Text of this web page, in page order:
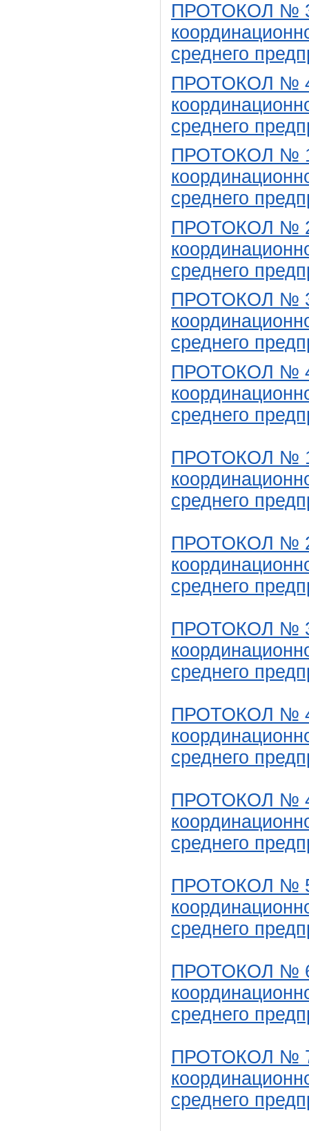
ПРОТОКОЛ № 3
среднего
ПРОТОКОЛ № 4
среднего
ПРОТОКОЛ № 1
среднего
ПРОТОКОЛ № 2
среднего
ПРОТОКОЛ № 3
среднего
ПРОТОКОЛ № 4
среднего
ПРОТОКОЛ № 1
среднего
ПРОТОКОЛ № 2
среднего
ПРОТОКОЛ № 3
среднего
ПРОТОКОЛ № 4
среднего
ПРОТОКОЛ № 4
среднего
ПРОТОКОЛ № 5
среднего
ПРОТОКОЛ № 6
среднего
ПРОТОКОЛ № 7
среднего